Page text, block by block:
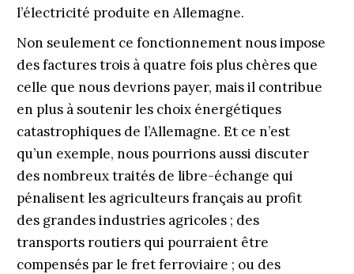
l’électricité produite en Allemagne.
Non seulement ce fonctionnement nous impose
des factures trois à quatre fois plus chères que
celle que nous devrions payer, mais il contribue
en plus à soutenir les choix énergétiques
catastrophiques de l’Allemagne. Et ce n’est
qu’un exemple, nous pourrions aussi discuter
des nombreux traités de libre-échange qui
pénalisent les agriculteurs français au profit
des grandes industries agricoles ; des
transports routiers qui pourraient être
compensés par le fret ferroviaire ; ou des